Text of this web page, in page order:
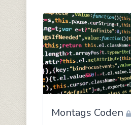
Montags Coden